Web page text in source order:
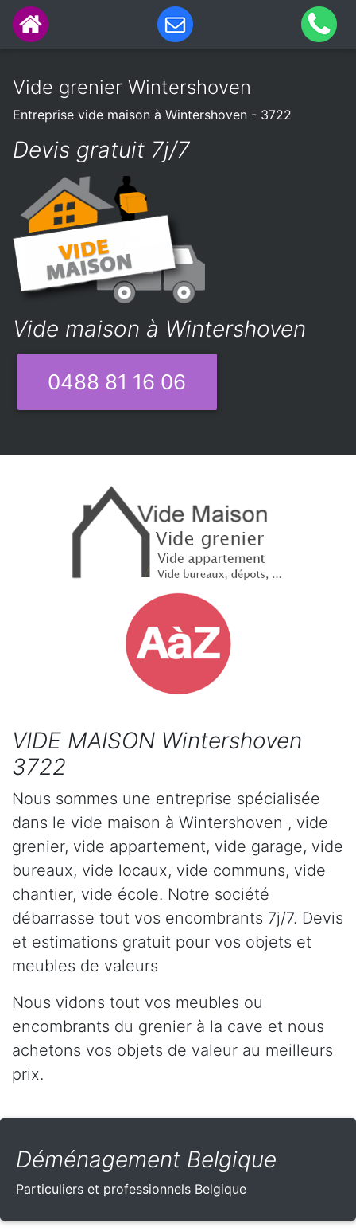
Vide grenier Wintershoven
Entreprise vide maison à Wintershoven - 3722
Devis gratuit 7j/7
Vide maison à Wintershoven
0488 81 16 06
VIDE MAISON Wintershoven
3722
Nous sommes une entreprise spécialisée
dans le vide maison à Wintershoven , vide
grenier, vide appartement, vide garage, vide
bureaux, vide locaux, vide communs, vide
chantier, vide école. Notre société
débarrasse tout vos encombrants 7j/7. Devis
et estimations gratuit pour vos objets et
meubles de valeurs
Nous vidons tout vos meubles ou
encombrants du grenier à la cave et nous
achetons vos objets de valeur au meilleurs
prix.
Déménagement Belgique
Particuliers et professionnels Belgique